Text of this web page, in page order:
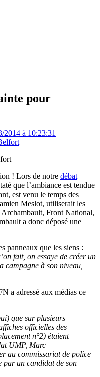
pour
2014 à 10:23:31
! Lors de notre débat
que l’ambiance est tendue
est venu le temps des
Meslot, utiliserait les
Front National,
a donc déposé une
panneaux que les siens :
fait, on essaye de créer un
campagne à son niveau,
a adressé aux médias ce
que sur plusieurs
officielles des
n°2) étaient
UMP, Marc
au commissariat de police
un candidat de son